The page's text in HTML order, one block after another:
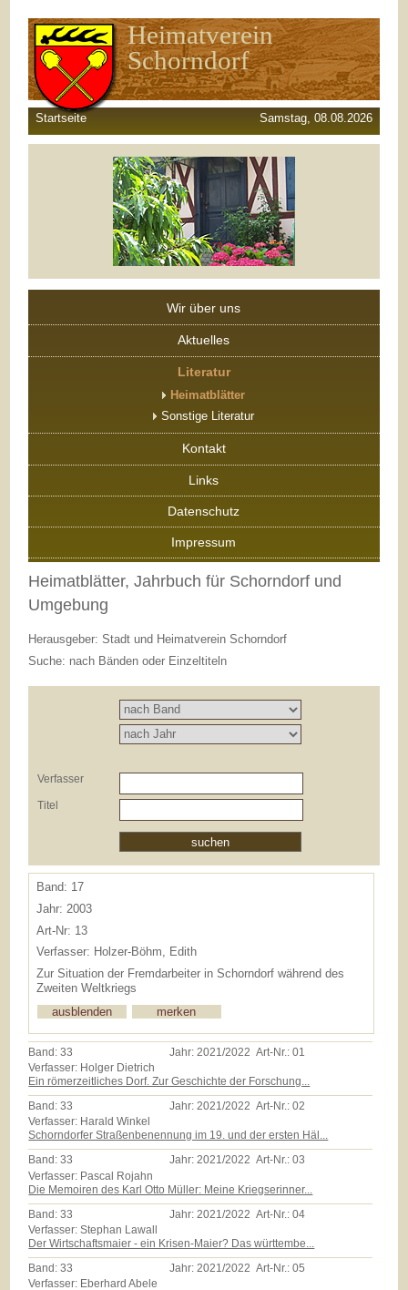
Heimatverein
Schorndorf
Startseite Samstag, 08.08.2026
Wir über uns
Aktuelles
Literatur
Heimatblätter
Sonstige Literatur
Kontakt
Links
Datenschutz
Impressum
Heimatblätter, Jahrbuch für Schorndorf und
Umgebung
Herausgeber: Stadt und Heimatverein Schorndorf
Suche: nach Bänden oder Einzeltiteln
Verfasser
Titel
Band: 17
Jahr: 2003
Art-Nr: 13
Verfasser: Holzer-Böhm, Edith
Zur Situation der Fremdarbeiter in Schorndorf während des
Zweiten Weltkriegs
Band:33 Jahr: 2021/2022 Art-Nr.:01
Verfasser: Holger Dietrich
Ein römerzeitliches Dorf. Zur Geschichte der Forschung...
Band:33 Jahr:2021/2022 Art-Nr.:02
Verfasser: Harald Winkel
Schorndorfer Straßenbenennung im 19. und der ersten Häl...
Band:33 Jahr:2021/2022 Art-Nr.:03
Verfasser: Pascal Rojahn
Die Memoiren des Karl Otto Müller: Meine Kriegserinner...
Band:33 Jahr:2021/2022 Art-Nr.:04
Verfasser: Stephan Lawall
Der Wirtschaftsmaier - ein Krisen-Maier? Das württembe...
Band:33 Jahr:2021/2022 Art-Nr.:05
Verfasser: Eberhard Abele